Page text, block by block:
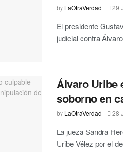
by LaOtraVerdad 29
El presidente
judicial contra
Álvaro Uribe
soborno en
by LaOtraVerdad 28
La jueza Sandra
Uribe Vélez por el